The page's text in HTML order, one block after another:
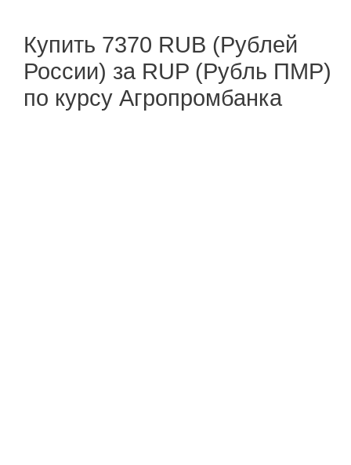
Купить 7370 RUB (Рублей
России) за RUP (Рубль ПМР)
по курсу Агропромбанка